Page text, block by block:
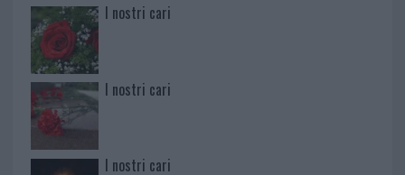
I nostri cari
I nostri cari
I nostri cari